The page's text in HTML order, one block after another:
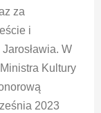
za
i
W
Kultury
2023